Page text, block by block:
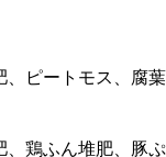
、ピートモス、腐葉
鶏ふん堆肥、豚ぷ